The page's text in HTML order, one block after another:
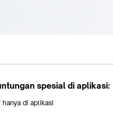
spesial di aplikasi:
hanya di aplikasi